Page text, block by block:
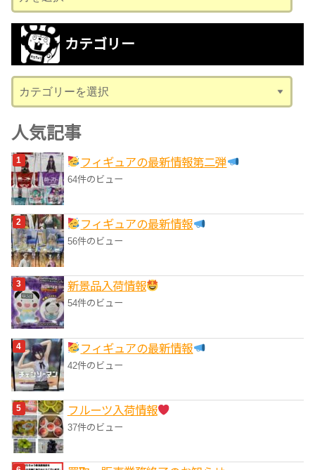
ー
カ
ブ
カテゴリー
テ
ゴ
リ
ー
人気記事
フィギュアの最新情報第二弾
64件のビュー
フィギュアの最新情報
56件のビュー
‎新景品入荷情報
54件のビュー
フィギュアの最新情報
42件のビュー
フルーツ入荷情報
37件のビュー